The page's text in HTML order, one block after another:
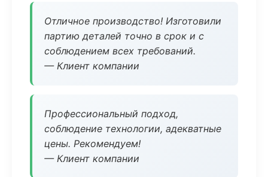
Отличное производство! Изготовили
партию деталей точно в срок и с
соблюдением всех требований.
— Клиент компании
Профессиональный подход,
соблюдение технологии, адекватные
цены. Рекомендуем!
— Клиент компании